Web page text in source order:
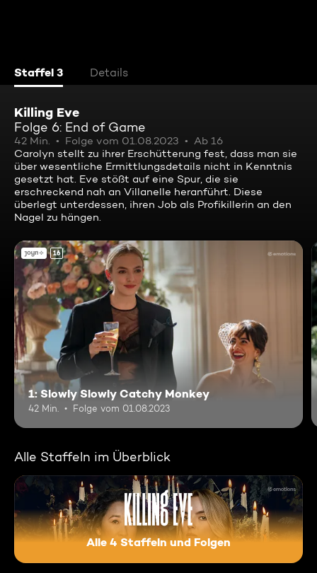
Staffel 3 Details
Killing Eve
Folge 6: End of Game
42 Min. Folge vom 01.08.2023
Ab 16
Carolyn stellt zu ihrer Erschütterung fest, dass man sie
über wesentliche Ermittlungsdetails nicht in Kenntnis
gesetzt hat. Eve stößt auf eine Spur, die sie
erschreckend nah an Villanelle heranführt. Diese
überlegt unterdessen, ihren Job als Profikillerin an den
Nagel zu hängen.
16
1: Slowly Slowly Catchy Monkey
42 Min. Folge vom 01.08.2023
Alle Staffeln im Überblick
Alle 4 Staffeln und Folgen